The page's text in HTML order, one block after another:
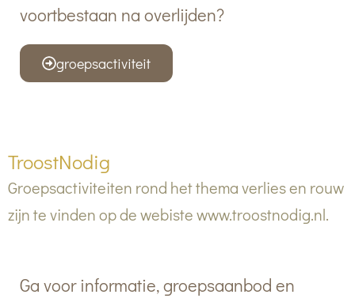
voortbestaan na overlijden?
groepsactiviteit
TroostNodig
Groepsactiviteiten rond het thema verlies en rouw
zijn te vinden op de webiste www.troostnodig.nl.
Ga voor informatie, groepsaanbod en